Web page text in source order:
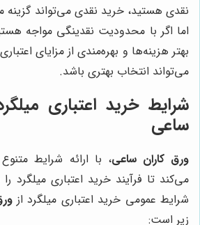
نقدی هستید، خرید نقدی می‌تواند گزینه
اما اگر با محدودیت نقدینگی مواجه
بهتر هزینه‌ها و بهره‌مندی از مزایای
می‌تواند انتخاب بهتری باشد.
شرایط خرید اعتباری
ساعی
ورق کاران ساعی، با ارائه شرایط
می‌کند تا فرآیند خرید اعتباری میلگرد
شرایط عمومی خرید اعتباری میلگرد از
زیر است: